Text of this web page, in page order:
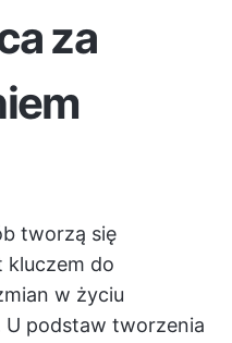
za
tworzą się
kluczem do
w życiu
podstaw tworzenia